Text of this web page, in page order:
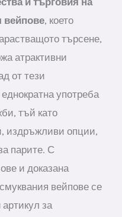
вейпове, което
търсене,
атрактивни
от тези
употреба
тъй като
издръжливи опции,
парите. С
и доказана
вейпове се
за